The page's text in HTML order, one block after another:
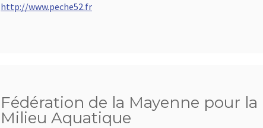
http://www.peche52.fr
Fédération de la Mayenne pour
Milieu Aquatique